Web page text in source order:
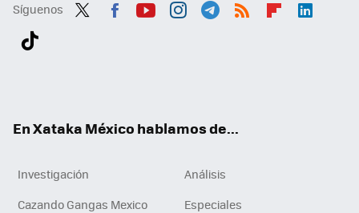
Síguenos
En Xataka México hablamos de...
Investigación
Análisis
Cazando Gangas Mexico
Especiales